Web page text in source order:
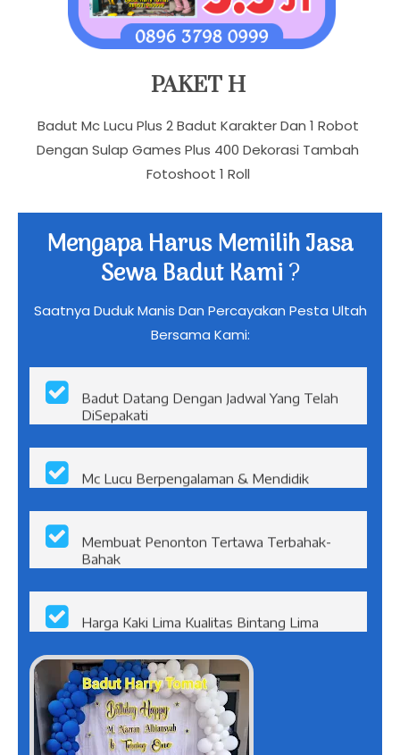
PAKET H
Badut Mc Lucu Plus 2 Badut Karakter Dan 1 Robot
Dengan Sulap Games Plus 400 Dekorasi Tambah
Fotoshoot 1 Roll
Mengapa Harus Memilih Jasa
Sewa Badut Kami?
Saatnya Duduk Manis Dan Percayakan Pesta Ultah
Bersama Kami:
Badut Datang Dengan Jadwal Yang Telah
Membuat Penonton Tertawa Terbahak-